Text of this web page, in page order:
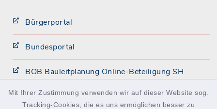
Mit Ihrer Zustimmung verwenden wir auf dieser Website sog.
Tracking-Cookies, die es uns ermöglichen besser zu
Bürgerportal
Bundesportal
BOB Bauleitplanung Online-Beteiligung SH
Intranet